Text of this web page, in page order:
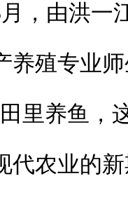
，由洪一
养殖专业
里养鱼，
代农业的